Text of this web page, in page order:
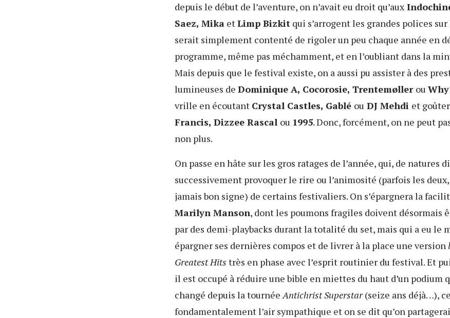
depuis le début de l’aventure, on n’avait eu droit qu’aux
Saez, Mika etLimp Bizkit qui s’arrogent les grandes polices sur
serait simplement contenté de rigoler un peu chaque année en
programme, même pas méchamment, et en l’oubliant dans la
Mais depuis que le festival existe, on a aussi pu assister à des
lumineuses de Dominique A, Cocorosie, Trentemøller ou
vrille en écoutant Crystal Castles, Gablé ou DJ Mehdi et
Francis, Dizzee Rascal ou 1995. Donc, forcément, on ne peut
non plus.
On passe en hâte sur les gros ratages de l’année, qui, de natures
successivement provoquer le rire ou l’animosité (parfois les deux,
jamais bon signe) de certains festivaliers. On s’épargnera la
Marilyn Manson, dont les poumons fragiles doivent désormais
par des demi-playbacks durant la totalité du set, mais qui a eu le
épargner ses dernières compos et de livrer à la place une version
GreatestHits très en phase avec l’esprit routinier du festival. Et
il est occupé à réduire une bible en miettes du haut d’un podium
changé depuis la tournéeAntichrist Superstar(seize ans déjà…),
fondamentalement l’air sympathique et on se dit qu’on